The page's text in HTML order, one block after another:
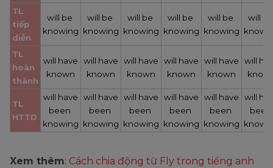
TL
tiếp
diễn
will be
knowing
will be
knowing
will be
knowing
will be
knowing
will be
knowing
will be
TL
hoàn
thành
will have
known
will have
known
will have
known
will have
known
will have
known
will
TL
HTTD
will have
been
knowing
will have
been
knowing
will have
been
knowing
will have
been
knowing
will have
been
knowing
will
been
Xem thêm: Cách chia động từ Fly trong tiếng anh